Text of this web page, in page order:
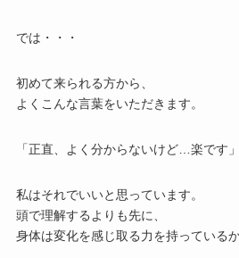
では・・・
初めて来られる方から、
よくこんな言葉をいただきます。
「正直、よく分からないけど…楽です」
私はそれでいいと思っています。
頭で理解するよりも先に、
身体は変化を感じ取る力を持っているか